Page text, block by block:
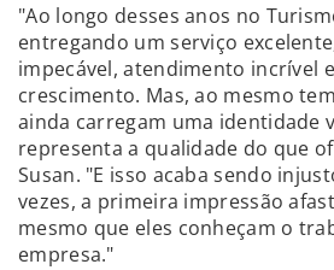
"Ao longo desses anos no
entregando um serviço
impecável, atendimento incrível
crescimento. Mas, ao mesmo
ainda carregam uma identidade
representa a qualidade do que
Susan. "E isso acaba sendo
vezes, a primeira impressão
mesmo que eles conheçam o
empresa."